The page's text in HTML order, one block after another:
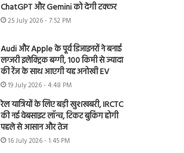
ChatGPT और Gemini को देगी टक्कर
25 July 2026 - 7:52 PM
Audi और Apple के पूर्व डिजाइनरों ने बनाई
लग्जरी इलेक्ट्रिक बग्गी, 100 किमी से ज्यादा
की रेंज के साथ आएगी यह अनोखी EV
19 July 2026 - 4:48 PM
रेल यात्रियों के लिए बड़ी खुशखबरी, IRCTC
की नई वेबसाइट लॉन्च, टिकट बुकिंग होगी
पहले से आसान और तेज
16 July 2026 - 1:45 PM